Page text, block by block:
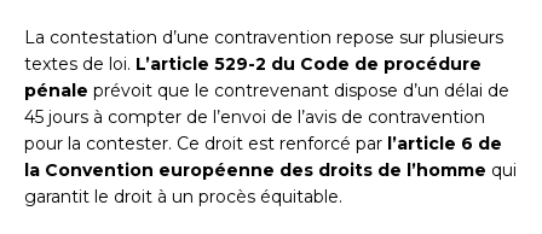
La contestation d’une contravention repose sur plusieurs
textes de loi. L’article 529-2 du Code de procédure
pénale prévoit que le contrevenant dispose d’un délai de
45 jours à compter de l’envoi de l’avis de contravention
pour la contester. Ce droit est renforcé par l’article 6 de
la Convention européenne des droits de l’homme qui
garantit le droit à un procès équitable.